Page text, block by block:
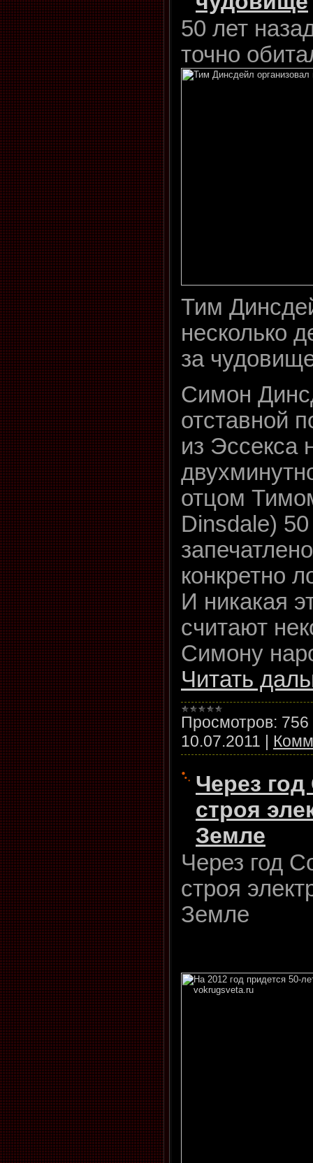
50 лет
точно
Тим
несколько
за
Симон
отставной
из Эссекса
отцом
Dinsdale)
конкретно
И никакая
считают
Симону
Читать
Просмотров: 756
10.07.2011 |
Через
строя
Земле
Через год
строя
Земле